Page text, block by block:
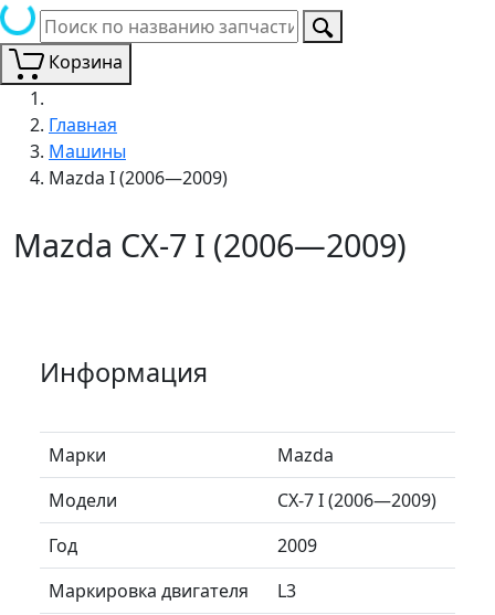
Корзина
Главная
Машины
Mazda I (2006—2009)
Mazda CX-7 I (2006—2009)
Информация
Марки
Mazda
Модели
CX-7 I (2006—2009)
Год
2009
Маркировка двигателя
L3